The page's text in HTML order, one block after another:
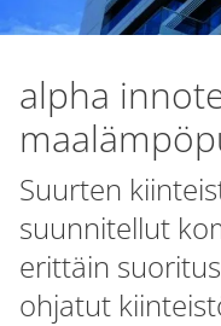
alpha
Suurten
suunnitellut
erittäin
ohjatut